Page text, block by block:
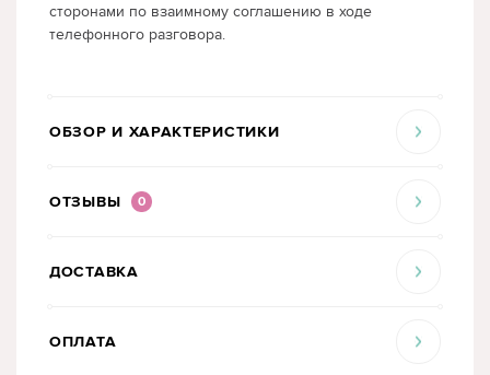
сторонами по взаимному соглашению в ходе
телефонного разговора.
ОБЗОР И ХАРАКТЕРИСТИКИ
ОТЗЫВЫ 0
ДОСТАВКА
ОПЛАТА